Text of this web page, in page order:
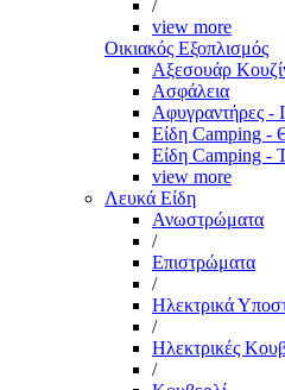
/
view more
Οικιακός Εξοπλισμός
Αξεσουάρ
Ασφάλεια
Αφυγραντήρες -
Είδη Camping -
Είδη Camping -
view more
Λευκά Είδη
Ανωστρώματα
/
Επιστρώματα
/
Ηλεκτρικά
/
Ηλεκτρικές
/